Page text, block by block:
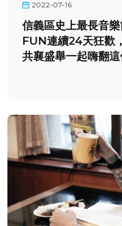
2022-07-16
信義區史上最長音
FUN連續24天狂
共襄盛舉一起嗨翻